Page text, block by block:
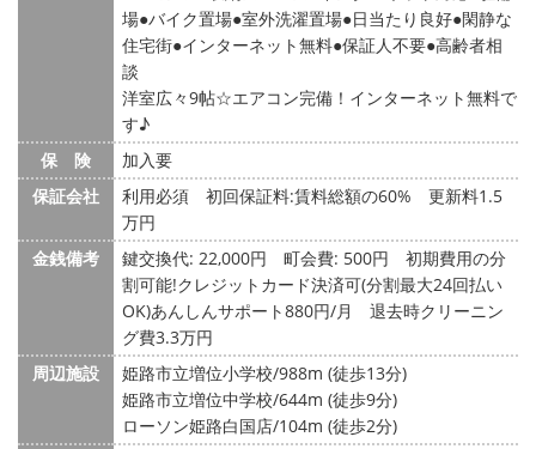
場 バイク置場 室外洗濯置場 日当たり良好 閑静な
住宅街 インターネット無料 保証人不要 高齢者相
談
洋室広々9帖☆エアコン完備！インターネット無料で
す♪
保 険
加入要
保証会社
利用必須 初回保証料:賃料総額の60% 更新料1.5
万円
金銭備考
鍵交換代: 22,000円 町会費: 500円
初期費用の分
割可能!クレジットカード決済可(分割最大24回払い
OK)あんしんサポート880円/月 退去時クリーニン
グ費3.3万円
周辺施設
姫路市立増位小学校/988m (徒歩13分)
姫路市立増位中学校/644m (徒歩9分)
ローソン姫路白国店/104m (徒歩2分)